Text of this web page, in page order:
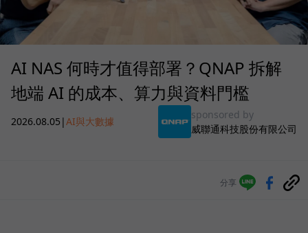
AI NAS 何時才值得部署？QNAP 拆解
地端 AI 的成本、算力與資料門檻
2026.08.05 |AI與大數據
sponsored by
威聯通科技股份有限公司
分享